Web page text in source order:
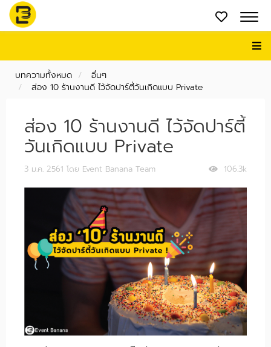
บทความทั้งหมด
อื่นๆ
ส่อง 10 ร้านงานดี ไว้จัดปาร์ตี้วันเกิดแบบ Private
ส่อง 10 ร้านงานดี ไว้จัดปาร์ตี้
วันเกิดแบบ Private
106.3k
3 ม.ค. 2561 โดย Event Banana Team